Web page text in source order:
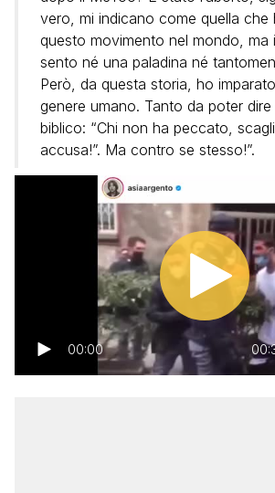
vero, mi indicano come quella che
questo movimento nel mondo, ma
sento né una paladina né
Però, da questa storia, ho
genere umano. Tanto da poter
biblico: “Chi non ha peccato,
accusa!”. Ma contro se stesso!”.
00:00